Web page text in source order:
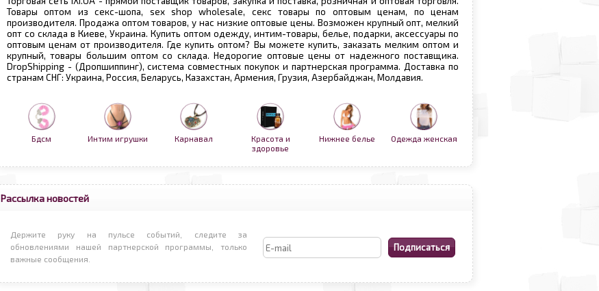
Товары оптом из секс-шопа, sex shop wholesale, секс товары по оптовым ценам, по ценам
производителя. Продажа оптом товаров, у нас низкие оптовые цены. Возможен крупный опт, мелкий
опт со склада в Киеве, Украина. Купить оптом одежду, интим-товары, белье, подарки, аксессуары по
оптовым ценам от производителя. Где купить оптом? Вы можете купить, заказать мелким оптом и
крупный, товары большим оптом со склада. Недорогие оптовые цены от надежного поставщика.
DropShipping - (Дропшиппинг), система совместных покупок и партнерская программа. Доставка по
странам СНГ: Украина, Россия, Беларусь, Казахстан, Армения, Грузия, Азербайджан, Молдавия.
Бдсм Интим игрушки Карнавал
Красота и
здоровье
Нижнее белье Одежда женская
Рассылка новостей
Держите руку на пульсе событий, следите за
обновлениями нашей партнерской программы, только
важные сообщения.